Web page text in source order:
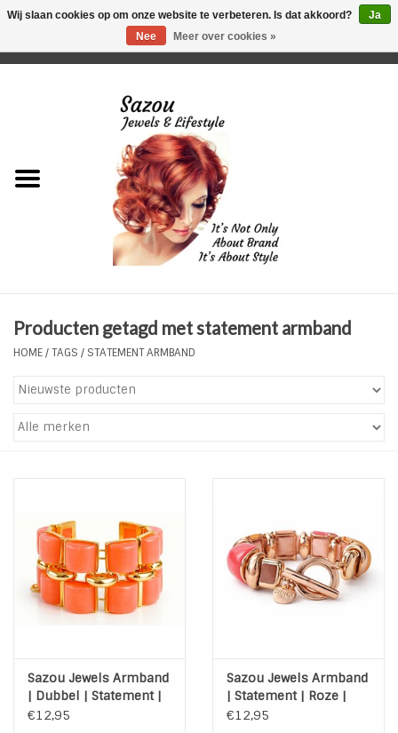
Just for Him
Plus Size Sieraden
Enkelbandjes
Tassen en meer
Zonnebrillen
Fashion
Charmin*s
Producten getagd met statement armband
HOME/TAGS / STATEMENT ARMBAND
Sazou Jewels Armband
| Dubbel | Statement |
Zacht Koraal | Goud
€12,95
Sazou Jewels Armband
| Statement | Roze |
Zalm | Goud
€12,95
Wij slaan cookies op om onze website te verbeteren. Is dat akkoord?
Ja
Nee
Meer over cookies »